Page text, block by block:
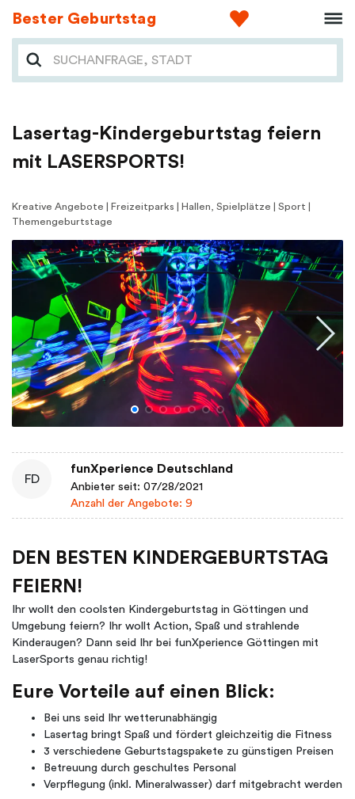
Bester Geburtstag
Lasertag-Kindergeburtstag feiern
mit LASERSPORTS!
Kreative Angebote | Freizeitparks | Hallen, Spielplätze | Sport |
Themengeburtstage
FD
funXperience Deutschland
Anbieter seit: 07/28/2021
Anzahl der Angebote: 9
DEN BESTEN KINDERGEBURTSTAG
FEIERN!
Ihr wollt den coolsten Kindergeburtstag in Göttingen und
Umgebung feiern? Ihr wollt Action, Spaß und strahlende
Kinderaugen? Dann seid Ihr bei funXperience Göttingen mit
LaserSports genau richtig!
Eure Vorteile auf einen Blick:
Bei uns seid Ihr wetterunabhängig
Lasertag bringt Spaß und fördert gleichzeitig die Fitness
3 verschiedene Geburtstagspakete zu günstigen Preisen
Betreuung durch geschultes Personal
Verpflegung (inkl. Mineralwasser) darf mitgebracht werden